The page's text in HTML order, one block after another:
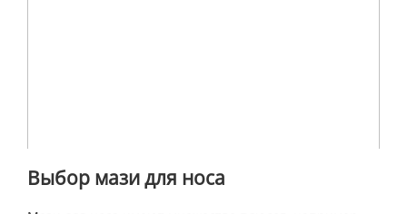
Выбор мазидля носа